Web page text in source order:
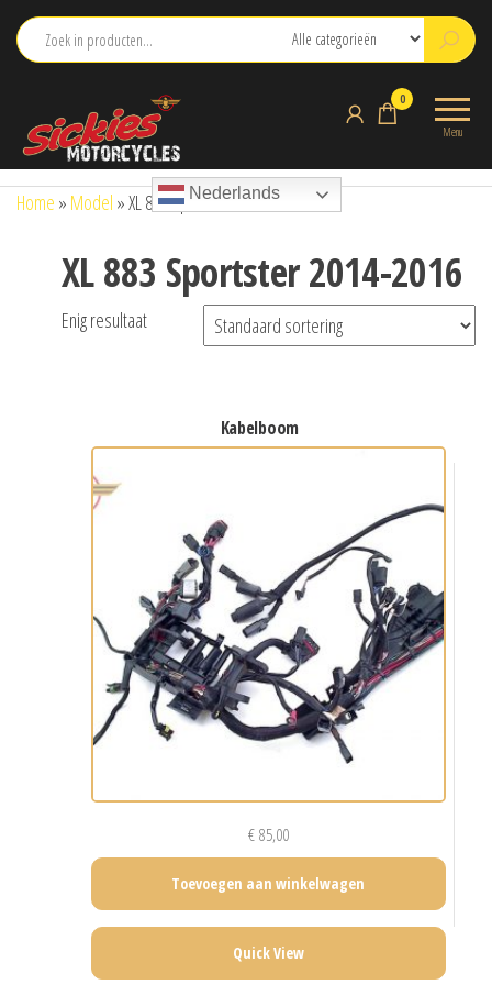
naar
Menu
0
Nederlands
Home » Model »XL 883 Sportster 2014-2016
XL 883 Sportster 2014-2016
Enig resultaat
kabelboom
€85,00
Toevoegen aan winkelwagen
Quick View